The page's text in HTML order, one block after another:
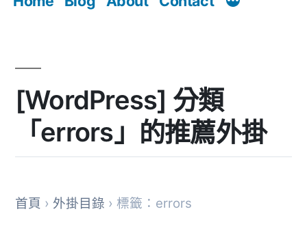
[WordPress] 分類
「errors」的推薦外掛
首頁 › 外掛目錄 › 標籤：errors